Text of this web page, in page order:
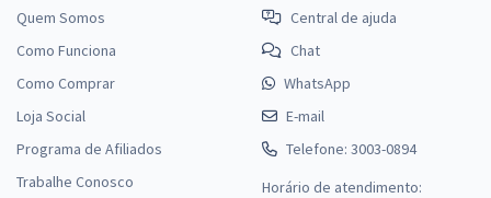
Quem Somos
Como Funciona
Como Comprar
Loja Social
Programa de Afiliados
Trabalhe Conosco
Central de ajuda
Chat
WhatsApp
E-mail
Telefone: 3003-0894
Horário de atendimento: